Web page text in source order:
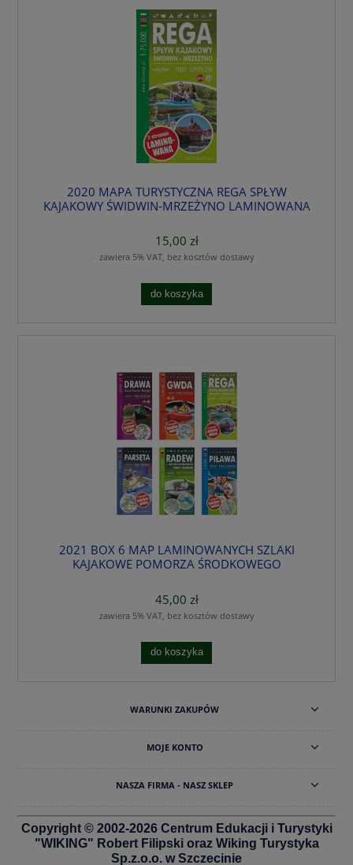
2020 MAPA TURYSTYCZNA REGA SPŁYW
KAJAKOWY ŚWIDWIN-MRZEŻYNO LAMINOWANA
15,00 zł
zawiera 5% VAT, bez kosztów dostawy
do koszyka
2021 BOX 6 MAP LAMINOWANYCH SZLAKI
KAJAKOWE POMORZA ŚRODKOWEGO
45,00 zł
zawiera 5% VAT, bez kosztów dostawy
do koszyka
WARUNKI ZAKUPÓW
MOJE KONTO
NASZA FIRMA - NASZ SKLEP
Copyright © 2002-2026 Centrum Edukacji i Turystyki
"WIKING" Robert Filipski oraz Wiking Turystyka
Sp.z.o.o. w Szczecinie